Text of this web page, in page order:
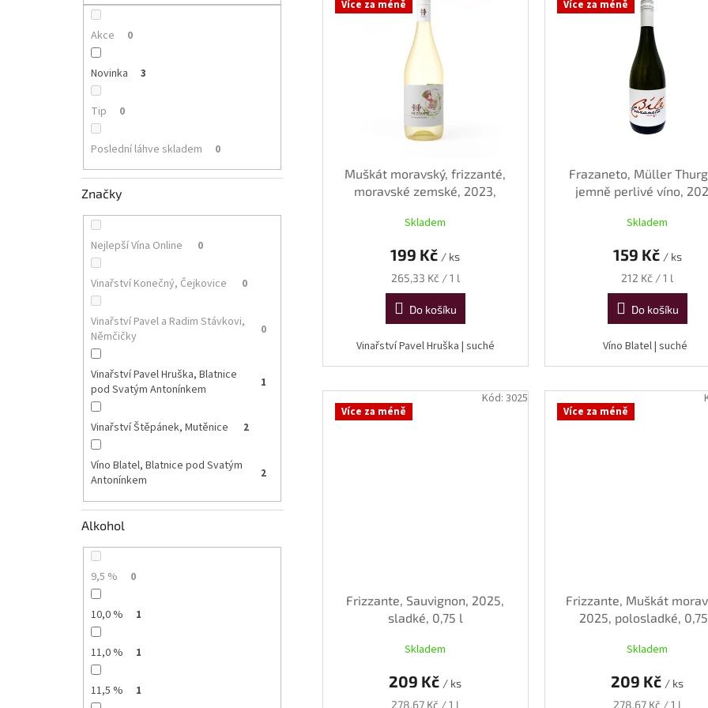
Akce 0
Novinka 3
Tip 0
Poslední láhve skladem 0
Značky
Nejlepší Vína Online 0
Vinařství Konečný, Čejkovice 0
Vinařství Pavel a Radim Stávkovi,
Němčičky
0
Vinařství Pavel Hruška, Blatnice
pod Svatým Antonínkem
1
Vinařství Štěpánek, Mutěnice 2
Víno Blatel, Blatnice pod Svatým
Antonínkem
2
Alkohol
9,5 % 0
10,0 % 1
11,0 % 1
11,5 % 1
Více za méně
Muškát moravský, frizzanté,
moravské zemské, 2023,
Skladem
199 Kč / ks
Měrná
cena:
265,33 Kč / 1 l
Do košíku
Vinařství Pavel Hruška | suché
Více za méně
Frazaneto, Müller
jemně perlivé víno,
Skladem
159 Kč / ks
Měrná
cena:
212 Kč / 1 l
Do košíku
Víno Blatel | suché
Více za méně
Frizzante, Sauvignon, 2025,
sladké, 0,75 l
Skladem
209 Kč / ks
Měrná
278,67 Kč / 1 l
Kód: 3025
Více za méně
Frizzante, Muškát
2025, polosladké,
Skladem
209 Kč / ks
Měrná
278,67 Kč / 1 l